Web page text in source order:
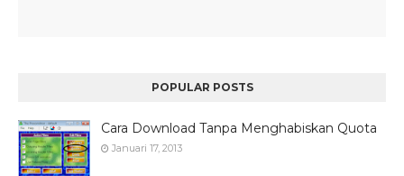
POPULAR POSTS
Cara Download Tanpa Menghabiskan Quota
Januari 17, 2013